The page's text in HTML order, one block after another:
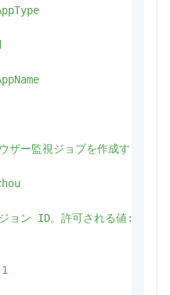
ザー監視ジョブを作成するア
ョン ID。許可される値: